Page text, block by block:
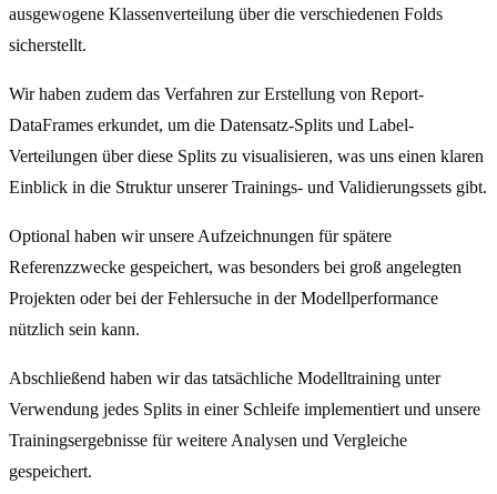
ausgewogene Klassenverteilung über die verschiedenen Folds
sicherstellt.
Wir haben zudem das Verfahren zur Erstellung von Report-
DataFrames erkundet, um die Datensatz-Splits und Label-
Verteilungen über diese Splits zu visualisieren, was uns einen klaren
Einblick in die Struktur unserer Trainings- und Validierungssets gibt.
Optional haben wir unsere Aufzeichnungen für spätere
Referenzzwecke gespeichert, was besonders bei groß angelegten
Projekten oder bei der Fehlersuche in der Modellperformance
nützlich sein kann.
Abschließend haben wir das tatsächliche Modelltraining unter
Verwendung jedes Splits in einer Schleife implementiert und unsere
Trainingsergebnisse für weitere Analysen und Vergleiche
gespeichert.